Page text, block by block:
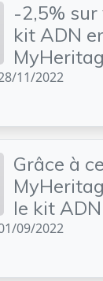
-2,5%
kit ADN
11/2022
Grâce à
le kit ADN
09/2022